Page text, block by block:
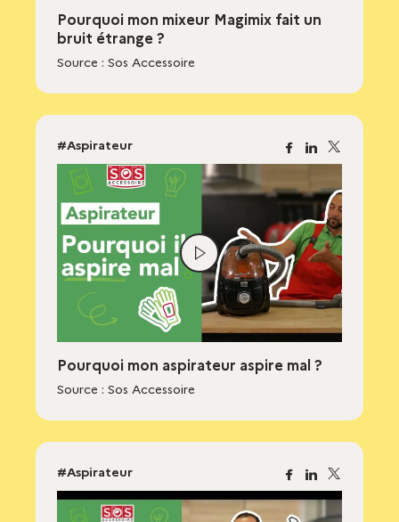
Pourquoi mon mixeur Magimix fait un
bruit étrange ?
Source : Sos Accessoire
Pourquoi mon aspirateur aspire mal ?
Source : Sos Accessoire
#Aspirateur Facebook
Linkedin
X
Lire
la
vidéo
#Aspirateur Facebook
Linkedin
X